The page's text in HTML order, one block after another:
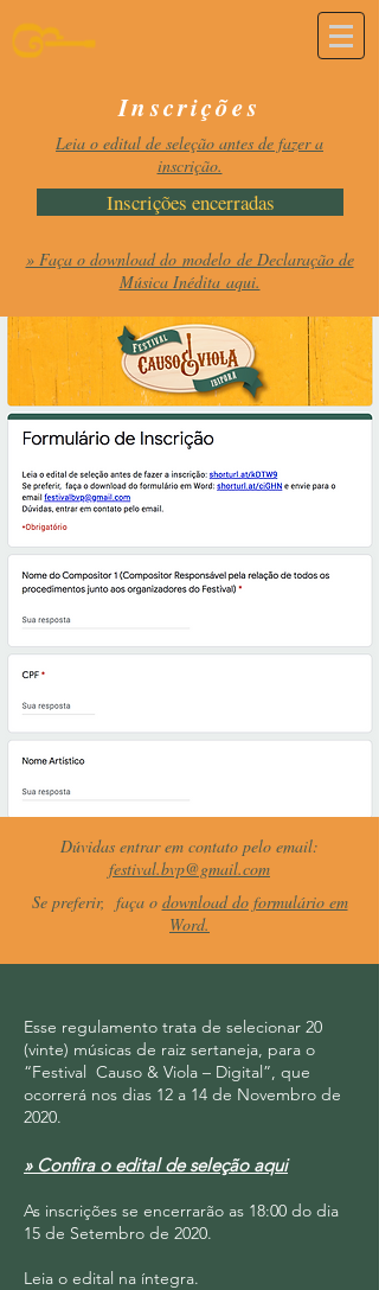
Inscrições
Leia o edital de seleção antes de fazer a
inscrição.
Inscrições encerradas
» Faça o download do modelo de Declaração de
Música Inédita aqui.
Dúvidas entrar em contato pelo email:
festival.bvp@gmail.com
Se preferir, faça o download do formulário em
Word.
Esse regulamento trata de selecionar 20
(vinte) músicas de raiz sertaneja, para o
“Festival Causo & Viola – Digital”, que
ocorrerá nos dias 12 a 14 de Novembro de
2020.
» Confira o edital de seleção aqui
As inscrições se encerrarão as 18:00 do dia
15 de Setembro de 2020.
Leia o edital na íntegra.